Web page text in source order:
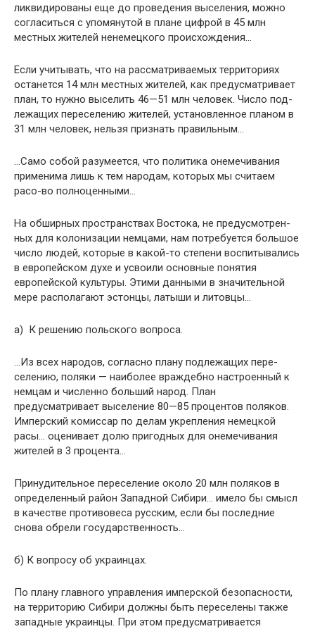
ликвиди­рованы еще до проведения выселения, можно
согласиться с упомянутой в плане цифрой в 45 млн
местных жителей ненемецкого происхождения…
Если учитывать, что на рассматриваемых территориях
останется 14 млн местных жителей, как предусматривает
план, то нужно выселить 46—51 млн человек. Число под­
лежащих переселению жителей, установленное планом в
31 млн человек, нельзя признать правильным…
…Само собой разумеется, что политика онемечивания
применима лишь к тем народам, которых мы считаем
расо-во полноценными…
На обширных пространствах Востока, не предусмотрен­
ных для колонизации немцами, нам потребуется большое
число людей, которые в какой-то степени воспитывались
в европейском духе и усвоили основные понятия
европейской культуры. Этими данными в значительной
мере располага­ют эстонцы, латыши и литовцы…
а) К решению польского вопроса.
…Из всех народов, согласно плану подлежащих пере­
селению, поляки — наиболее враждебно настроенный к
немцам и численно больший народ. План
предусматривает выселение 80—85 процентов поляков.
Имперский комиссар по делам укрепления немецкой
расы… оценивает долю при­годных для онемечивания
жителей в 3 процента…
Принудительное переселение около 20 млн поляков в
определенный район Западной Сибири… имело бы смысл
в качестве противовеса русским, если бы последние
снова обрели государственность…
б) К вопросу об украинцах.
По плану главного управления имперской безопасности,
на территорию Сибири должны быть переселены также
за­падные украинцы. При этом предусматривается